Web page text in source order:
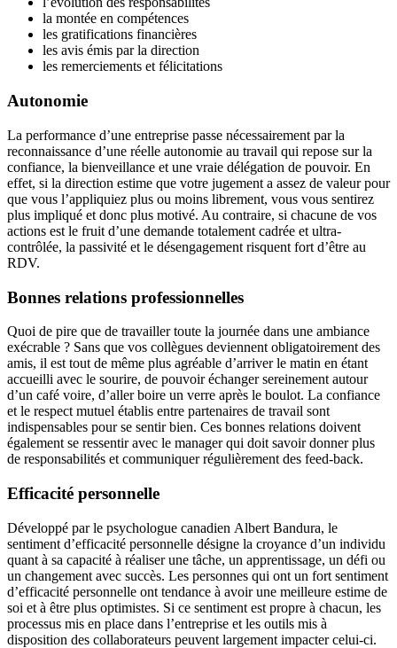
la montée en compétences
les gratifications financières
les avis émis par la direction
les remerciements et félicitations
Autonomie
La performance d’une entreprise passe nécessairement par la
reconnaissance d’une réelle autonomie au travail qui repose sur la
confiance, la bienveillance et une vraie délégation de pouvoir. En
effet, si la direction estime que votre jugement a assez de valeur pour
que vous l’appliquiez plus ou moins librement, vous vous sentirez
plus impliqué et donc plus motivé. Au contraire, si chacune de vos
actions est le fruit d’une demande totalement cadrée et ultra-
contrôlée, la passivité et le désengagement risquent fort d’être au
RDV.
Bonnes relations professionnelles
Quoi de pire que de travailler toute la journée dans une ambiance
exécrable ? Sans que vos collègues deviennent obligatoirement des
amis, il est tout de même plus agréable d’arriver le matin en étant
accueilli avec le sourire, de pouvoir échanger sereinement autour
d’un café voire, d’aller boire un verre après le boulot. La confiance
et le respect mutuel établis entre partenaires de travail sont
indispensables pour se sentir bien. Ces bonnes relations doivent
également se ressentir avec le manager qui doit savoir donner plus
de responsabilités et communiquer régulièrement des feed-back.
Efficacité personnelle
Développé par le psychologue canadien Albert Bandura, le
sentiment d’efficacité personnelle désigne la croyance d’un individu
quant à sa capacité à réaliser une tâche, un apprentissage, un défi ou
un changement avec succès. Les personnes qui ont un fort sentiment
d’efficacité personnelle ont tendance à avoir une meilleure estime de
soi et à être plus optimistes. Si ce sentiment est propre à chacun, les
processus mis en place dans l’entreprise et les outils mis à
disposition des collaborateurs peuvent largement impacter celui-ci.